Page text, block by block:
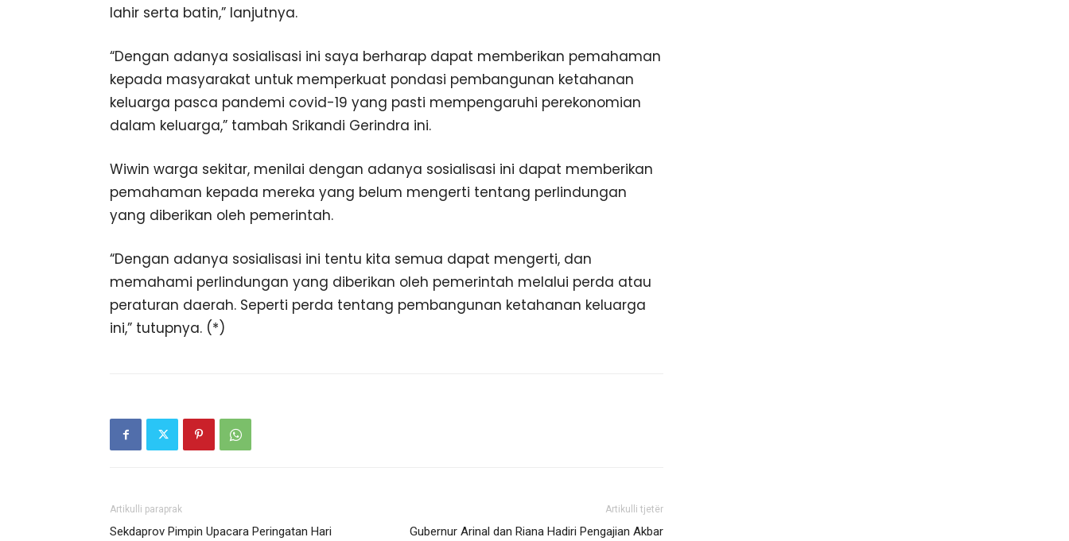
lahir serta batin,” lanjutnya.
“Dengan adanya sosialisasi ini saya berharap dapat memberikan pemahaman
kepada masyarakat untuk memperkuat pondasi pembangunan ketahanan
keluarga pasca pandemi covid-19 yang pasti mempengaruhi perekonomian
dalam keluarga,” tambah Srikandi Gerindra ini.
Wiwin warga sekitar, menilai dengan adanya sosialisasi ini dapat memberikan
pemahaman kepada mereka yang belum mengerti tentang perlindungan
yang diberikan oleh pemerintah.
“Dengan adanya sosialisasi ini tentu kita semua dapat mengerti, dan
memahami perlindungan yang diberikan oleh pemerintah melalui perda atau
peraturan daerah. Seperti perda tentang pembangunan ketahanan keluarga
ini,” tutupnya. (*)
Artikulli paraprak
Sekdaprov Pimpin Upacara Peringatan Hari
Artikulli tjetër
Gubernur Arinal dan Riana Hadiri Pengajian Akbar